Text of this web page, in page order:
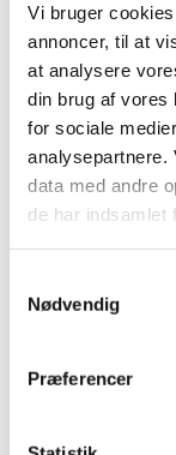
Vi bruger
annoncer, til at
at analysere
din brug af vores
for sociale
analysepartnere.
data med andre
de har indsamlet
Nødvendig
Præferencer
Søndag
Glostrup
Glostrup
Elisabeth